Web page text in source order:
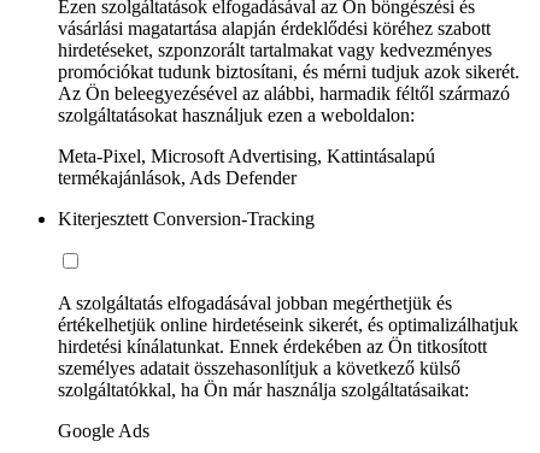
Ezen szolgáltatások elfogadásával az Ön böngészési és
vásárlási magatartása alapján érdeklődési köréhez szabott
hirdetéseket, szponzorált tartalmakat vagy kedvezményes
promóciókat tudunk biztosítani, és mérni tudjuk azok sikerét.
Az Ön beleegyezésével az alábbi, harmadik féltől származó
szolgáltatásokat használjuk ezen a weboldalon:
Meta-Pixel, Microsoft Advertising, Kattintásalapú
termékajánlások, Ads Defender
Kiterjesztett Conversion-Tracking
A szolgáltatás elfogadásával jobban megérthetjük és
értékelhetjük online hirdetéseink sikerét, és optimalizálhatjuk
hirdetési kínálatunkat. Ennek érdekében az Ön titkosított
személyes adatait összehasonlítjuk a következő külső
szolgáltatókkal, ha Ön már használja szolgáltatásaikat:
Google Ads